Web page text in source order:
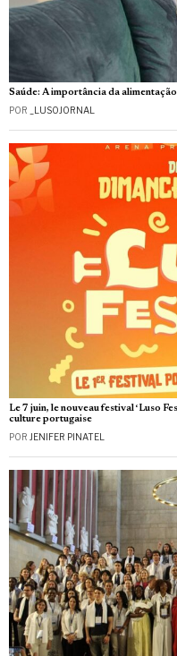
Saúde: A importância da
POR _LUSOJORNAL
Le 7 juin, le nouveau festival ‘Luso
culture portugaise
POR JENIFER PINATEL